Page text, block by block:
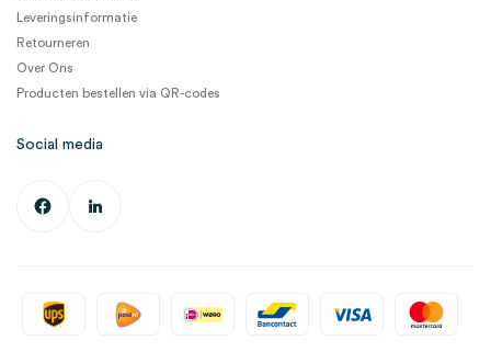
Leveringsinformatie
Retourneren
Over Ons
Producten bestellen via QR-codes
Social media